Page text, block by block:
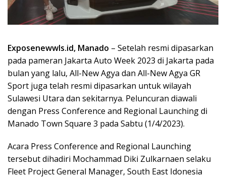
Exposenewwls.id, Manado – Setelah resmi dipasarkan
pada pameran Jakarta Auto Week 2023 di Jakarta pada
bulan yang lalu, All-New Agya dan All-New Agya GR
Sport juga telah resmi dipasarkan untuk wilayah
Sulawesi Utara dan sekitarnya. Peluncuran diawali
dengan Press Conference and Regional Launching di
Manado Town Square 3 pada Sabtu (1/4/2023).
Acara Press Conference and Regional Launching
tersebut dihadiri Mochammad Diki Zulkarnaen selaku
Fleet Project General Manager, South East Idonesia